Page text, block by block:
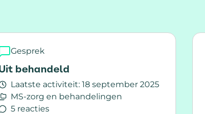
Gesprek
behandeld
Laatste activiteit: 18 september 2025
MS-zorg en behandelingen
5 reacties